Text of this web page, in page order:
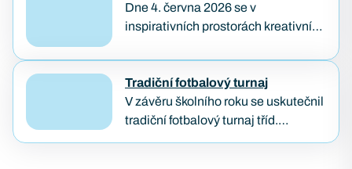
Dne 4. června 2026 se v
inspirativních prostorách kreativního
Podnikavá žákovská konference,
kterou každoročně pořádá
organizace Lipka. Tato konference
je zaměřena na podporu
Tradiční fotbalový turnaj
V závěru školního roku se uskutečnil
tradiční fotbalový turnaj tříd.